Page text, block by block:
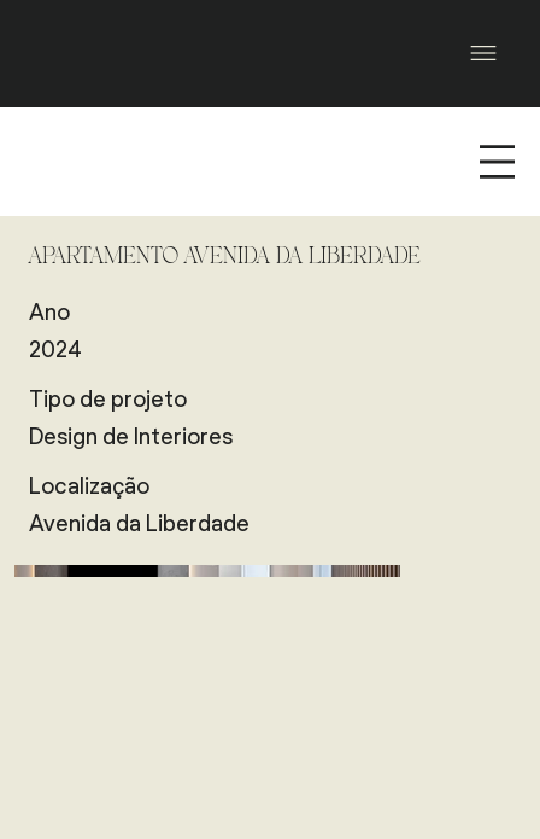
APARTAMENTO AVENIDA DA LIBERDADE
Ano
2024
Tipo de projeto
Design de Interiores
Localização
Avenida da Liberdade